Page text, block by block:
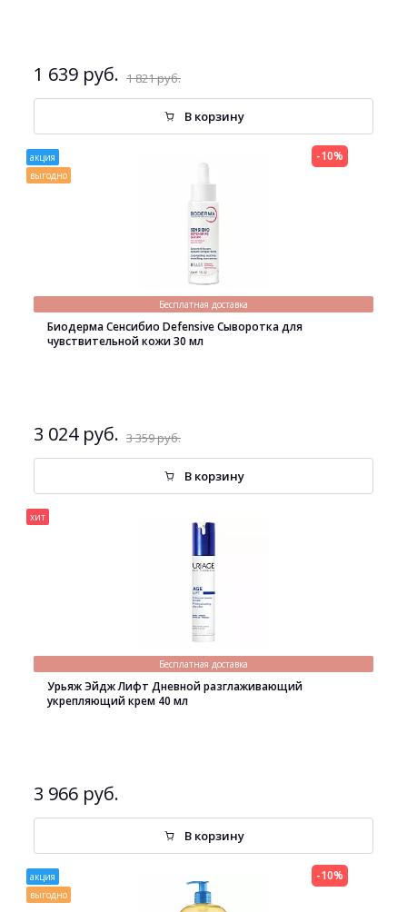
1 639 руб. 1 821 руб.
В корзину
акция
выгодно
Бесплатная доставка
Биодерма Сенсибио Defensive Сыворотка для
чувствительной кожи 30 мл
3 024 руб. 3 359 руб.
-10%
В корзину
хит
Бесплатная доставка
Урьяж Эйдж Лифт Дневной разглаживающий
укрепляющий крем 40 мл
3 966 руб.
В корзину
акция
выгодно
-10%